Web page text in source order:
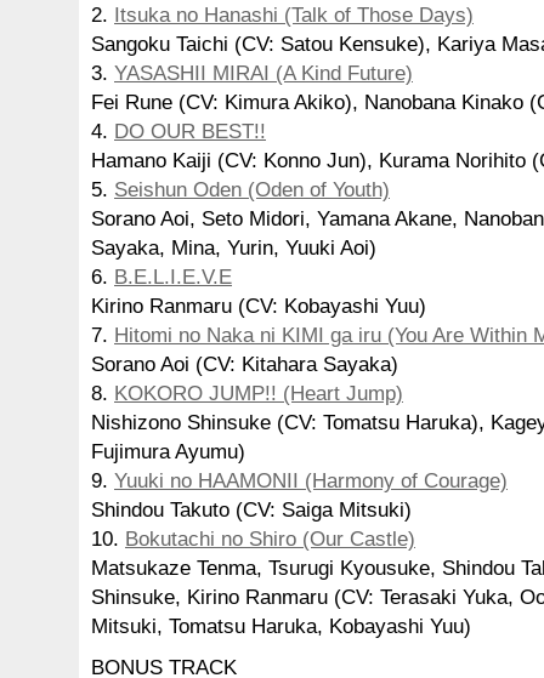
2. Itsuka no Hanashi (Talk of Those Days)
Sangoku Taichi (CV: Satou Kensuke), Kariya
3. YASASHII MIRAI (A Kind Future)
Fei Rune (CV: Kimura Akiko), Nanobana Kinako
4. DO OUR BEST!!
Hamano Kaiji (CV: Konno Jun), Kurama Norihito
5. Seishun Oden (Oden of Youth)
Sorano Aoi, Seto Midori, Yamana Akane,
Sayaka, Mina, Yurin, Yuuki Aoi)
6. B.E.L.I.E.V.E
Kirino Ranmaru (CV: Kobayashi Yuu)
7. Hitomi no Naka ni KIMI ga iru (You Are Within
Sorano Aoi (CV: Kitahara Sayaka)
8. KOKORO JUMP!! (Heart Jump)
Nishizono Shinsuke (CV: Tomatsu Haruka),
Fujimura Ayumu)
9. Yuuki no HAAMONII (Harmony of Courage)
Shindou Takuto (CV: Saiga Mitsuki)
10. Bokutachi no Shiro (Our Castle)
Matsukaze Tenma, Tsurugi Kyousuke, Shindou
Shinsuke, Kirino Ranmaru (CV: Terasaki Yuka,
Mitsuki, Tomatsu Haruka, Kobayashi Yuu)
BONUS TRACK